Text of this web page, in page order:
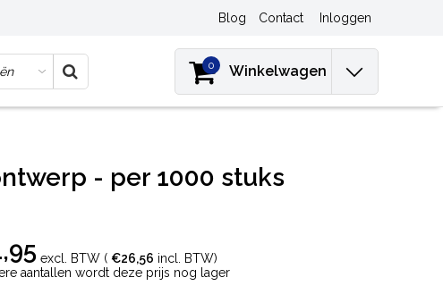
Blog Contact Inloggen
0 Winkelwagen
- per 1000 stuks
excl. BTW ( €26,56 incl. BTW)
aantallen wordt deze prijs nog lager